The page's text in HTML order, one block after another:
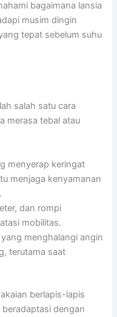
bagaimana lansia
musim dingin
tepat sebelum suhu
salah satu cara
merasa tebal atau
menyerap keringat
menjaga kenyamanan
dan rompi
mobilitas.
menghalangi angin
terutama saat
berlapis-lapis
dengan